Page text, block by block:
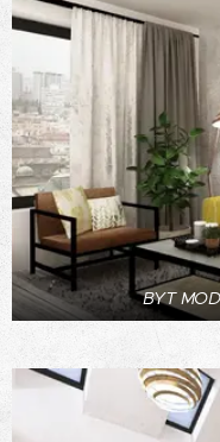
BYT